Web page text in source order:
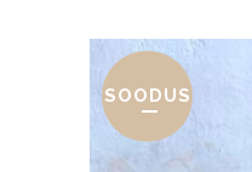
SOODUS